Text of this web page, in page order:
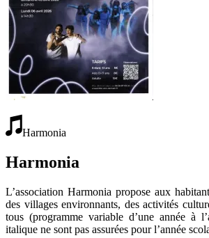
Harmonia
Harmonia
L’association Harmonia propose aux
des villages environnants, des activités
tous (programme variable d’une année à
italique ne sont pas assurées pour l’année